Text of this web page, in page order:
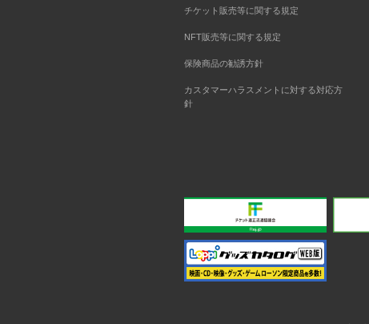
チケット販売等に関する規定
NFT販売等に関する規定
保険商品の勧誘方針
カスタマーハラスメントに対する対応方
針